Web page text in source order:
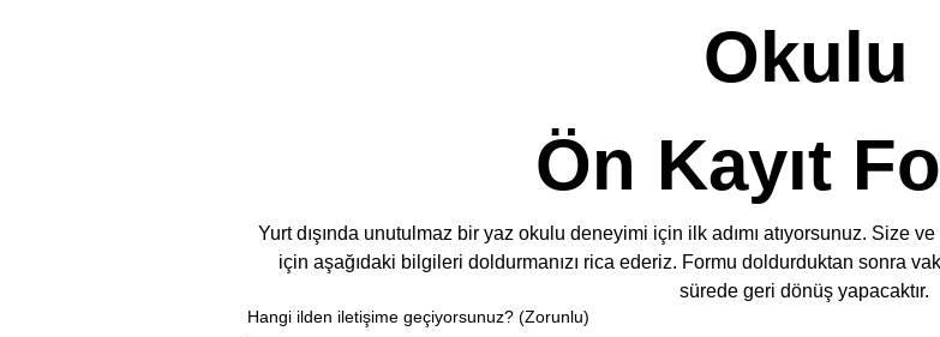
Okulu
Ön Kayıt
Yurt dışında unutulmaz bir yaz okulu deneyimi için ilk adımı atıyorsunuz. Size
için aşağıdaki bilgileri doldurmanızı rica ederiz. Formu doldurduktan sonra
Hangi ilden iletişime geçiyorsunuz? (Zorunlu)